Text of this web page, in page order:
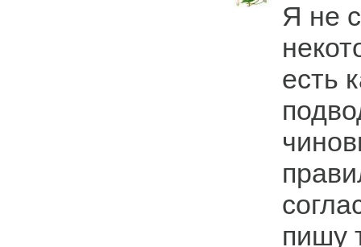
Я не
есть
пишу